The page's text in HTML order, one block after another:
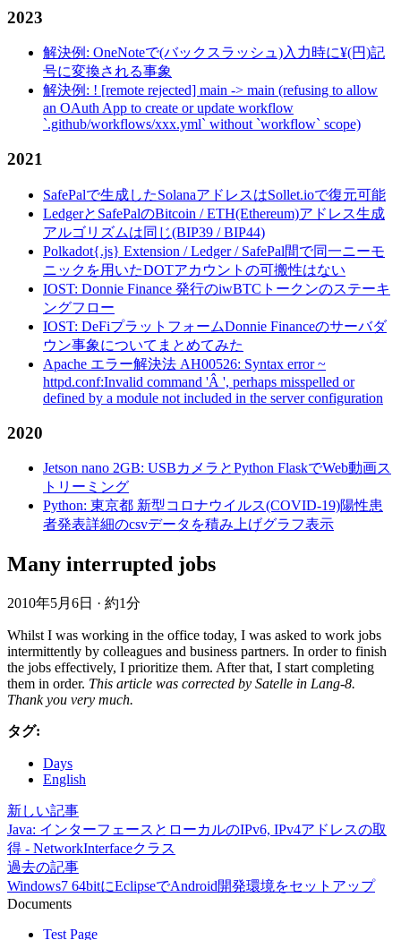
2023
解決例: OneNoteで(バックスラッシュ)入力時に¥(円)記
号に変換される事象
解決例: ! [remote rejected] main -> main (refusing to allow
an OAuth App to create or update workflow
`.github/workflows/xxx.yml` without `workflow` scope)
2021
SafePalで生成したSolanaアドレスはSollet.ioで復元可能
LedgerとSafePalのBitcoin / ETH(Ethereum)アドレス生成
アルゴリズムは同じ(BIP39 / BIP44)
Polkadot{.js} Extension / Ledger / SafePal間で同一ニーモ
ニックを用いたDOTアカウントの可搬性はない
IOST: Donnie Finance 発行のiwBTCトークンのステーキ
ングフロー
IOST: DeFiプラットフォームDonnie Financeのサーバダ
ウン事象についてまとめてみた
Apache エラー解決法 AH00526: Syntax error ~
httpd.conf:Invalid command 'Â ', perhaps misspelled or
defined by a module not included in the server configuration
2020
Jetson nano 2GB: USBカメラとPython FlaskでWeb動画ス
トリーミング
Python: 東京都 新型コロナウイルス(COVID-19)陽性患
者発表詳細のcsvデータを積み上げグラフ表示
Many interrupted jobs
2010年5月6日 · 約1分
Whilst I was working in the office today, I was asked to work jobs
intermittently by colleagues and business partners. In order to finish
the jobs effectively, I prioritize them. After that, I start completing
them in order. This article was corrected by Satelle in Lang-8.
Thank you very much.
タグ:
Days
English
新しい記事
Java: インターフェースとローカルのIPv6, IPv4アドレスの取
得 - NetworkInterfaceクラス
過去の記事
Windows7 64bitにEclipseでAndroid開発環境をセットアップ
Documents
Test Page